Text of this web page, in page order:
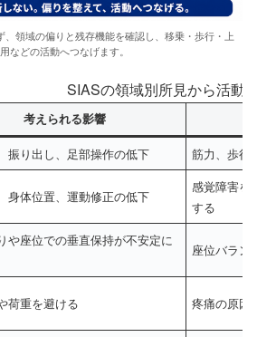
、領域の偏りと残存機能を確認し、移乗・歩行・上
などの活動へつなげます。
SIASの領域別所見から活動
考えられる影響
振り出し、足部操作の低下 筋力、歩行
身体位置、運動修正の低下
感覚障害を
する
や座位での垂直保持が不安定に
座位バラン
荷重を避ける 疼痛の原因